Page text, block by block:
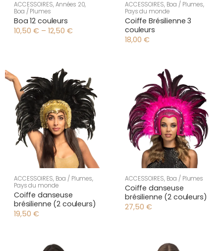
ACCESSOIRES,Années 20,
Boa / Plumes
Boa 12 couleurs
10,50 € – 12,50 €
Plage
12,50 €
ACCESSOIRES, Boa / Plumes,
Pays du monde
Coiffe Brésilienne 3
couleurs
18,00 €
ACCESSOIRES, Boa / Plumes,
Pays du monde
Coiffe danseuse
brésilienne (2 couleurs)
19,50 €
ACCESSOIRES, Boa / Plumes
Coiffe danseuse
brésilienne (2 couleurs)
27,50 €